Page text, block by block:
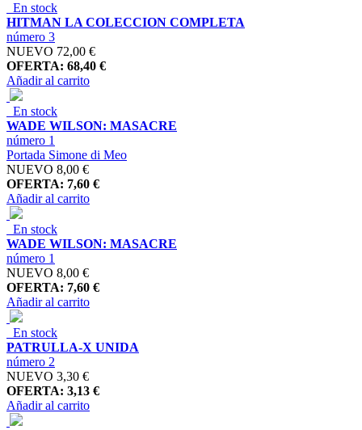
En stock
HITMAN LA COLECCION COMPLETA
número 3
NUEVO 72,00 €
OFERTA: 68,40 €
Añadir al carrito
En stock
WADE WILSON: MASACRE
número 1
Portada Simone di Meo
NUEVO 8,00 €
OFERTA: 7,60 €
Añadir al carrito
En stock
WADE WILSON: MASACRE
número 1
NUEVO 8,00 €
OFERTA: 7,60 €
Añadir al carrito
En stock
PATRULLA-X UNIDA
número 2
NUEVO 3,30 €
OFERTA: 3,13 €
Añadir al carrito